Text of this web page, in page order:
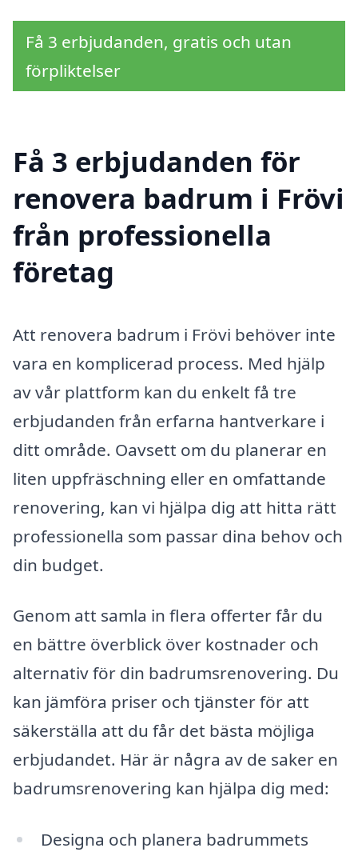
Få 3 erbjudanden, gratis och utan
förpliktelser
Få 3 erbjudanden för
renovera badrum i Frövi
från professionella
företag
Att renovera badrum i Frövi behöver inte
vara en komplicerad process. Med hjälp
av vår plattform kan du enkelt få tre
erbjudanden från erfarna hantverkare i
ditt område. Oavsett om du planerar en
liten uppfräschning eller en omfattande
renovering, kan vi hjälpa dig att hitta rätt
professionella som passar dina behov och
din budget.
Genom att samla in flera offerter får du
en bättre överblick över kostnader och
alternativ för din badrumsrenovering. Du
kan jämföra priser och tjänster för att
säkerställa att du får det bästa möjliga
erbjudandet. Här är några av de saker en
badrumsrenovering kan hjälpa dig med:
Designa och planera badrummets